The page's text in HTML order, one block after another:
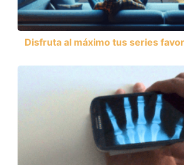
Disfruta al máximo tus series